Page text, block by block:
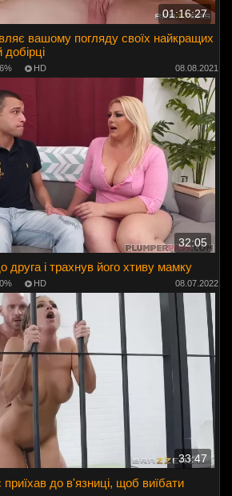
01:16:27
вашому погляду своїх найкращих
добірці
HD 08.08.2021
32:05
друга і трахнув його хтиву мамку
HD 08.07.2022
33:47
приїхав до в'язниці, щоб виїбати